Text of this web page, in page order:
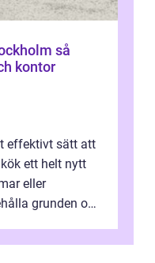
så
kontor
effektivt sätt att
ett helt nytt
eller
grunden och